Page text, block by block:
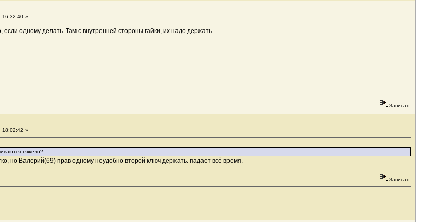
16:32:40 »
одному делать. Там с внутренней стороны гайки, их надо держать.
Записан
18:02:42 »
тяжело?
но Валерий(69) прав одному неудобно второй ключ держать. падает всё время.
Записан